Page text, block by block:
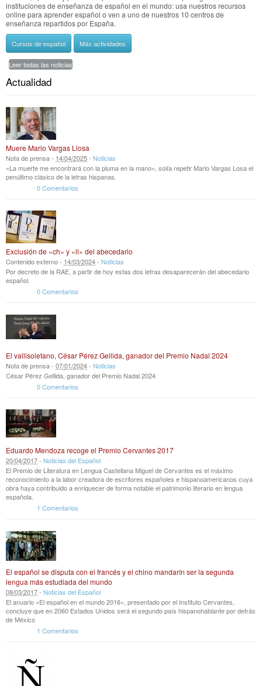
instituciones de enseñanza de español en el mundo: usa nuestros recursos
online para aprender español o ven a uno de nuestros 10 centros de
enseñanza repartidos por España.
Cursos de español Más actividades
Leer todas las noticias
Actualidad
Muere Mario Vargas Llosa
Nota de prensa - 14/04/2025- Noticias
«La muerte me encontrará con la pluma en la mano», solía repetir Mario Vargas Losa el
penúltimo clásico de la letras hispanas.
0 Comentarios
Exclusión de «ch» y «ll» del abecedario
Contenido externo - 14/03/2024- Noticias
Por decreto de la RAE, a partir de hoy estas dos letras desaparecerán del abecedario
español.
0 Comentarios
El vallisoletano, César Pérez Gellida, ganador del Premio Nadal 2024
Nota de prensa - 07/01/2024- Noticias
César Pérez Gellida, ganador del Premio Nadal 2024
0 Comentarios
Eduardo Mendoza recoge el Premio Cervantes 2017
20/04/2017- Noticias del Español
El Premio de Literatura en Lengua Castellana Miguel de Cervantes es el máximo
reconocimiento a la labor creadora de escritores españoles e hispanoamericanos cuya
obra haya contribuido a enriquecer de forma notable el patrimonio literario en lengua
española.
1 Comentarios
El español se disputa con el francés y el chino mandarín ser la segunda
lengua más estudiada del mundo
08/03/2017- Noticias del Español
El anuario «El español en el mundo 2016», presentado por el Instituto Cervantes,
concluye que en 2060 Estados Unidos será el segundo país hispanohablante por detrás
de México
1 Comentarios